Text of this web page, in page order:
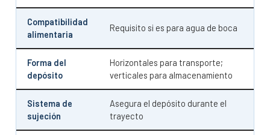
Compatibilidad
alimentaria
Requisito si es para agua de boca
Forma del
depósito
Horizontales para transporte;
verticales para almacenamiento
Sistema de
sujeción
Asegura el depósito durante el
trayecto